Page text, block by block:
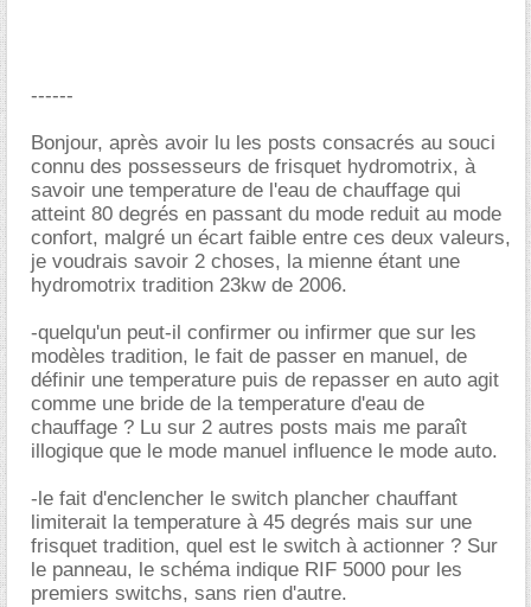
------
Bonjour, après avoir lu les posts consacrés au souci
connu des possesseurs de frisquet hydromotrix, à
savoir une temperature de l'eau de chauffage qui
atteint 80 degrés en passant du mode reduit au mode
confort, malgré un écart faible entre ces deux valeurs,
je voudrais savoir 2 choses, la mienne étant une
hydromotrix tradition 23kw de 2006.
-quelqu'un peut-il confirmer ou infirmer que sur les
modèles tradition, le fait de passer en manuel, de
définir une temperature puis de repasser en auto agit
comme une bride de la temperature d'eau de
chauffage ? Lu sur 2 autres posts mais me paraît
illogique que le mode manuel influence le mode auto.
-le fait d'enclencher le switch plancher chauffant
limiterait la temperature à 45 degrés mais sur une
frisquet tradition, quel est le switch à actionner ? Sur
le panneau, le schéma indique RIF 5000 pour les
premiers switchs, sans rien d'autre.